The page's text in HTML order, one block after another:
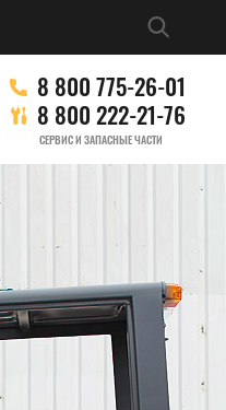
8 800 775-26-01
8 800 222-21-76
СЕРВИС И ЗАПАСНЫЕ ЧАСТИ